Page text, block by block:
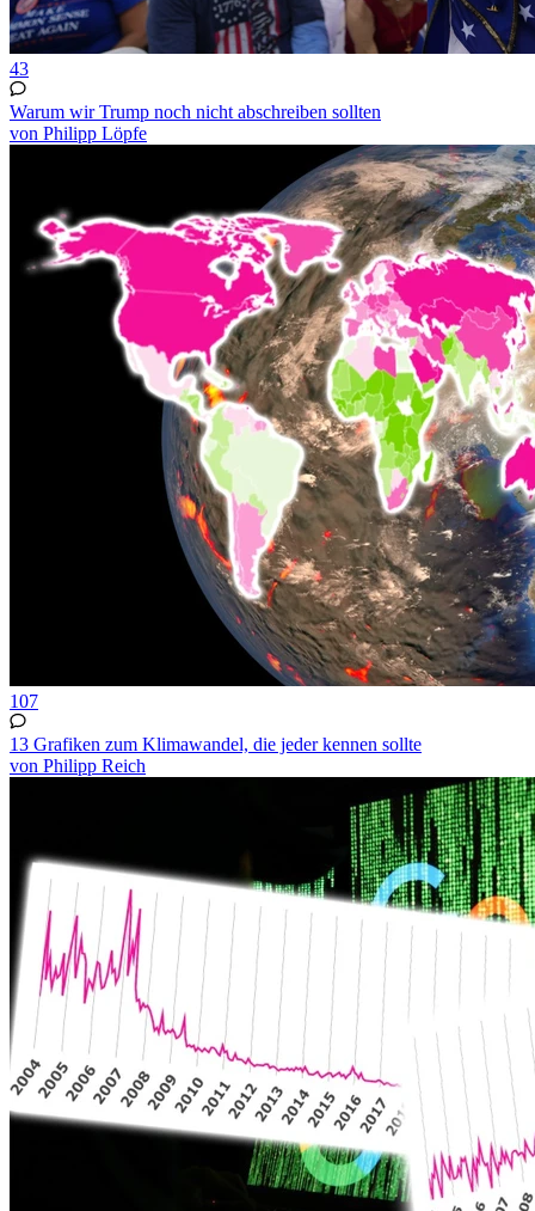
43
Warum wir Trump noch nicht abschreiben sollten
von Philipp Löpfe
107
13 Grafiken zum Klimawandel, die jeder kennen sollte
von Philipp Reich